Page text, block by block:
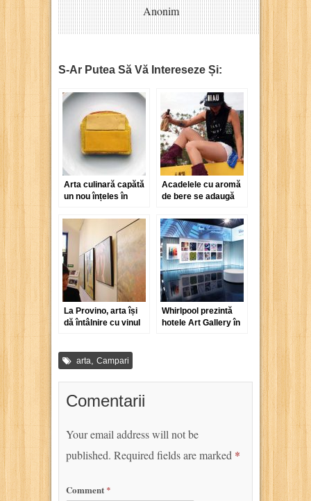
Anonim
S-Ar Putea Să Vă Intereseze Și:
Arta culinară capătă
un nou înțeles în
Powell
Acadelele cu aromă
de bere se adaugă
Merlot, Chardonnay
ori Tequila
La Provino, arta își
dă întâlnire cu vinul
Whirlpool prezintă
hotele Art Gallery în
arta, Campari
Comentarii
Your email address will not be
published. Required fields are marked *
Comment *